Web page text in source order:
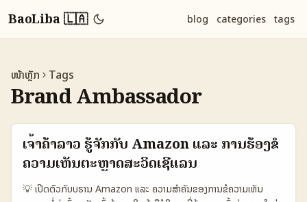
BaoLiba 🇱🇦 blog categories tags
ໜ້າຫຼັກ Tags
Brand Ambassador
ເຈົ້າຄ້າລາວ ຮູ້ຈັກກັບ Amazon ແລະ ການຮ້ອງຂໍ
ຄວາມເຫັນຕະຫຼາດສະວິດເຊີແລນ
💡 ເປີດຕົວກັບບຣານ Amazon ແລະ ຄວາມສຳຄັນຂອງການຂໍຄວາມເຫັນ